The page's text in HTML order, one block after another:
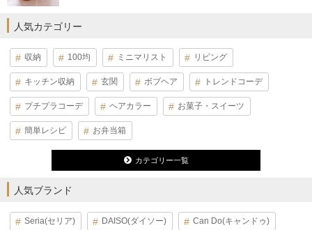
人気カテゴリー
収納 100均 ミニマリスト リビング
キッチン収納 玄関 ボブヘア トレンドコーデ
プチプラコーデ ヘアカラー お菓子・スイーツ
簡単レシピ お弁当箱
カテゴリー一覧
人気ブランド
Seria(セリア) DAISO(ダイソー) Can Do(キャンドゥ)